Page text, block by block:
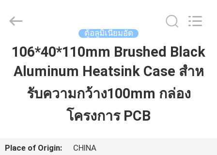
บ้าน
สินค้า
กับ
Electric
Reserved.
ตู้อลูมิเนียมอัด
106*40*110mm Brushed Black
Aluminum Heatsink Case สําห
รับความกว้าง100mm กล่อง
โครงการ PCB
Place of Origin: CHINA